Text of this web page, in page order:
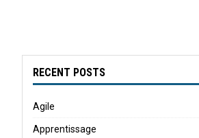
RECENT POSTS
Agile
Apprentissage